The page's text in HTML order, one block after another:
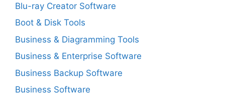
Blu-ray Creator Software
Boot & Disk Tools
Business & Diagramming Tools
Business & Enterprise Software
Business Backup Software
Business Software